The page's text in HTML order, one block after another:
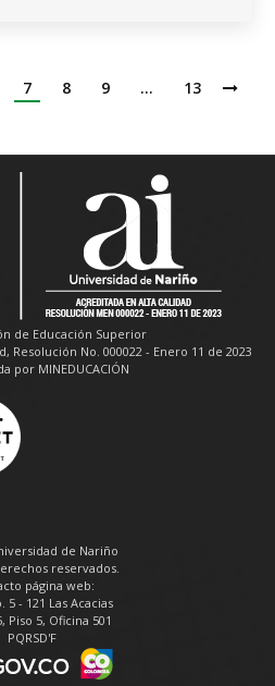
7 8 9 … 13
de Educación Superior
Resolución No. 000022 - Enero 11 de 2023
por MINEDUCACIÓN
de Nariño
reservados.
página web:
5 - 121 Las Acacias
Piso 5, Oficina 501
PQRSD'F